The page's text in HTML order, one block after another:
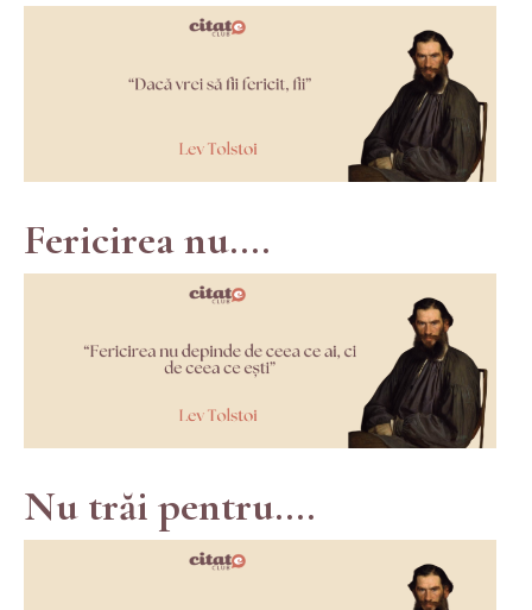
Fericirea nu....
Nu trăi pentru....